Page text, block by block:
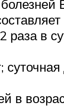
раза в
в